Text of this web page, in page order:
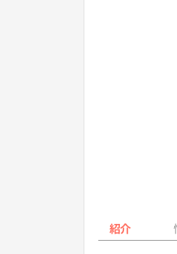
紹介